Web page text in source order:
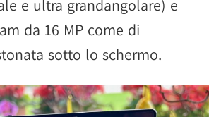
e ultra grandangolare) e
da 16 MP come di
sotto lo schermo.